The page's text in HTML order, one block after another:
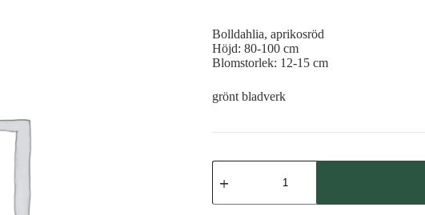
Bolldahlia, aprikosröd
Höjd: 80-100 cm
Blomstorlek: 12-15 cm
grönt bladverk
Dahlia,
High
mängd